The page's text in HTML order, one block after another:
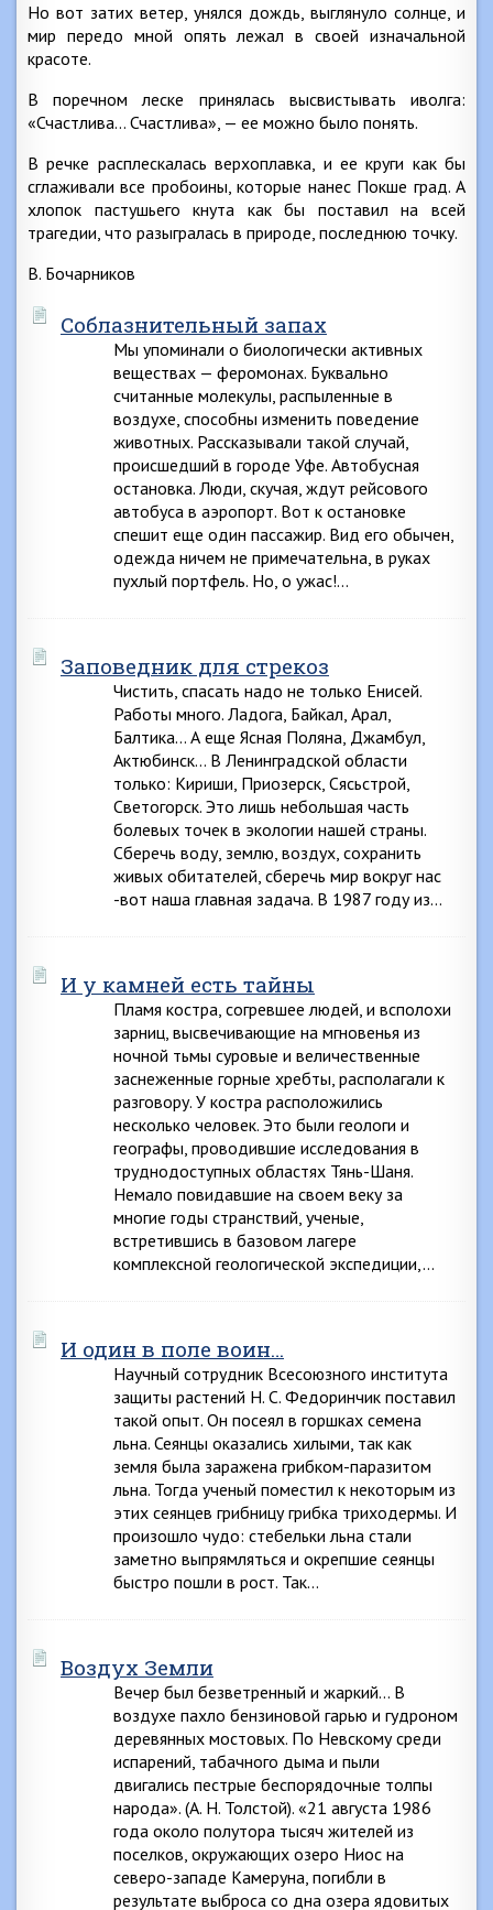
Но вот затих ветер, унялся дождь, выглянуло солнце, и
мир передо мной опять лежал в своей изначальной
красоте.
В поречном леске принялась высвистывать иволга:
«Счастлива… Счастлива», — ее можно было понять.
В речке расплескалась верхоплавка, и ее круги как бы
сглаживали все пробоины, которые нанес Покше град. А
хлопок пастушьего кнута как бы поставил на всей
трагедии, что разыгралась в природе, последнюю точку.
В. Бочарников
Соблазнительный запах
Мы упоминали о биологически активных
веществах — феромонах. Буквально
считанные молекулы, распыленные в
воздухе, способны изменить поведение
животных. Рассказывали такой случай,
происшедший в городе Уфе. Автобусная
остановка. Люди, скучая, ждут рейсового
автобуса в аэропорт. Вот к остановке
спешит еще один пассажир. Вид его обычен,
одежда ничем не примечательна, в руках
пухлый портфель. Но, о ужас!…
Заповедник для стрекоз
Чистить, спасать надо не только Енисей.
Работы много. Ладога, Байкал, Арал,
Балтика… А еще Ясная Поляна, Джамбул,
Актюбинск… В Ленинградской области
только: Кириши, Приозерск, Сясьстрой,
Светогорск. Это лишь небольшая часть
болевых точек в экологии нашей страны.
Сберечь воду, землю, воздух, сохранить
живых обитателей, сберечь мир вокруг нас
-вот наша главная задача. В 1987 году из…
И у камней есть тайны
Пламя костра, согревшее людей, и всполохи
зарниц, высвечивающие на мгновенья из
ночной тьмы суровые и величественные
заснеженные горные хребты, располагали к
разговору. У костра расположились
несколько человек. Это были геологи и
географы, проводившие исследования в
труднодоступных областях Тянь-Шаня.
Немало повидавшие на своем веку за
многие годы странствий, ученые,
встретившись в базовом лагере
комплексной геологической экспедиции,…
И один в поле воин…
Научный сотрудник Всесоюзного института
защиты растений Н. С. Федоринчик поставил
такой опыт. Он посеял в горшках семена
льна. Сеянцы оказались хилыми, так как
земля была заражена грибком-паразитом
льна. Тогда ученый поместил к некоторым из
этих сеянцев грибницу грибка триходермы. И
произошло чудо: стебельки льна стали
заметно выпрямляться и окрепшие сеянцы
быстро пошли в рост. Так…
Воздух Земли
Вечер был безветренный и жаркий… В
воздухе пахло бензиновой гарью и гудроном
деревянных мостовых. По Невскому среди
испарений, табачного дыма и пыли
двигались пестрые беспорядочные толпы
народа». (А. Н. Толстой). «21 августа 1986
года около полутора тысяч жителей из
поселков, окружающих озеро Ниос на
северо-западе Камеруна, погибли в
результате выброса со дна озера ядовитых